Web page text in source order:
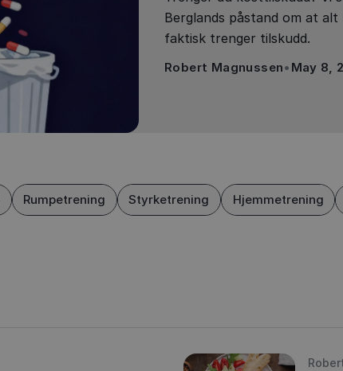
Berglands påstand om at
faktisk trenger tilskudd.
Robert Magnussen• May 8,
Rumpetrening Styrketrening Hjemmetrening